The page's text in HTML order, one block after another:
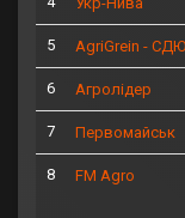
5 AgriGrein -
6 Агролідер
7 Первомайськ
8 FM Agro